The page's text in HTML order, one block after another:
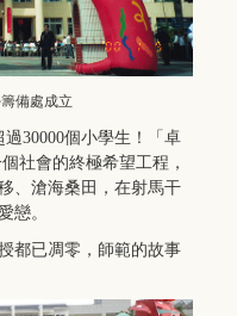
備處成立
30000個小學生！「卓
社會的終極希望工程，
、滄海桑田，在射馬干
戀。
已凋零，師範的故事